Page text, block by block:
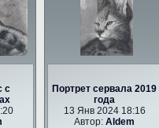
с
Портрет сервала 2019
года
13 Янв 2024 18:16
Автор:Aldem